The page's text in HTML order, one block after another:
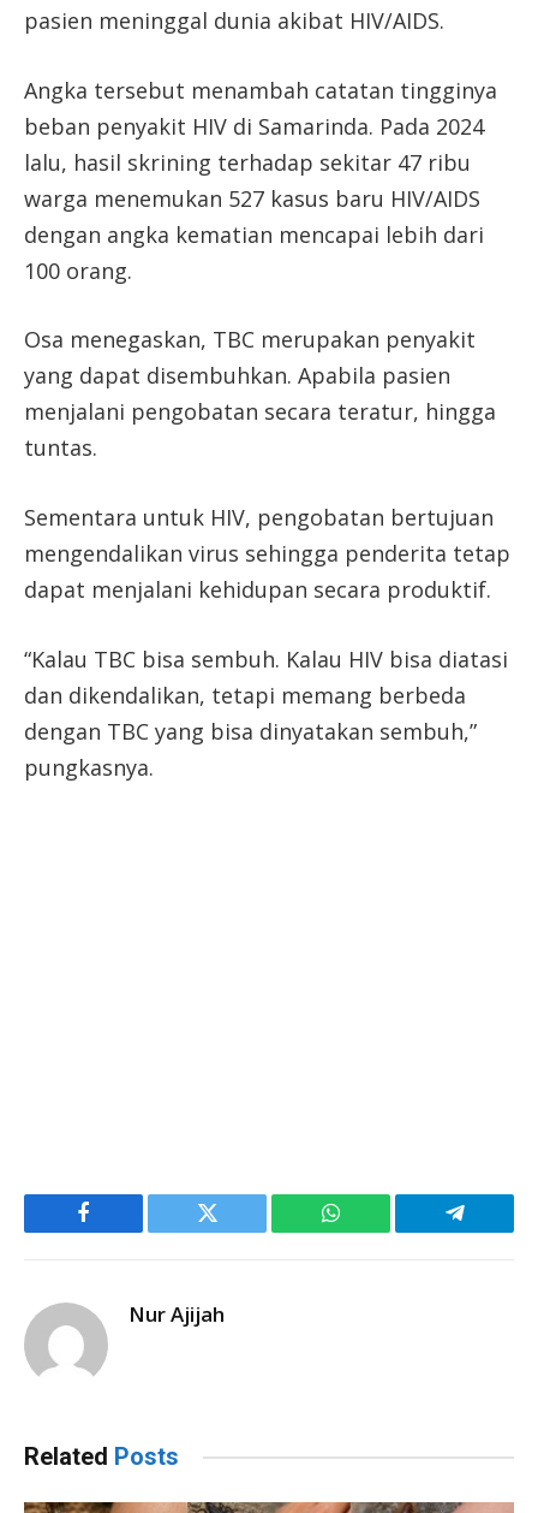
pasien meninggal dunia akibat HIV/AIDS.
Angka tersebut menambah catatan tingginya
beban penyakit HIV di Samarinda. Pada 2024
lalu, hasil skrining terhadap sekitar 47 ribu
warga menemukan 527 kasus baru HIV/AIDS
dengan angka kematian mencapai lebih dari
100 orang.
Osa menegaskan, TBC merupakan penyakit
yang dapat disembuhkan. Apabila pasien
menjalani pengobatan secara teratur, hingga
tuntas.
Sementara untuk HIV, pengobatan bertujuan
mengendalikan virus sehingga penderita tetap
dapat menjalani kehidupan secara produktif.
“Kalau TBC bisa sembuh. Kalau HIV bisa diatasi
dan dikendalikan, tetapi memang berbeda
dengan TBC yang bisa dinyatakan sembuh,”
pungkasnya.
Facebook Twitter WhatsApp Telegram
Nur Ajijah
Related Posts